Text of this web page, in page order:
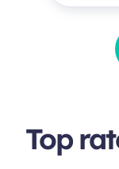
Top